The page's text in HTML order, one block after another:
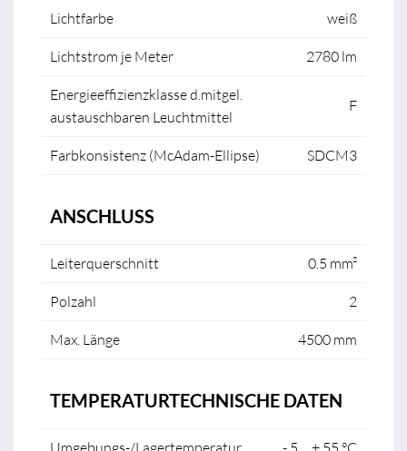
Lichtfarbe weiß
Lichtstrom je Meter 2780 lm
Energieeffizienzklasse d.mitgel.
austauschbaren Leuchtmittel
F
Farbkonsistenz (McAdam-Ellipse) SDCM3
ANSCHLUSS
Leiterquerschnitt 0.5 mm²
Polzahl 2
Max. Länge 4500 mm
TEMPERATURTECHNISCHE DATEN
Umgebungs-/Lagertemperatur - 5 ... + 55 °C